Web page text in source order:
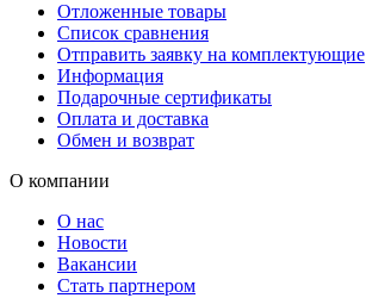
Отложенные товары
Список сравнения
Отправить заявку на комплектующие
Информация
Подарочные сертификаты
Оплата и доставка
Обмен и возврат
О компании
О нас
Новости
Вакансии
Стать партнером